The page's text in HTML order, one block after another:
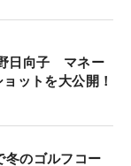
日向子 マネー
ットを大公開！
冬のゴルフコー